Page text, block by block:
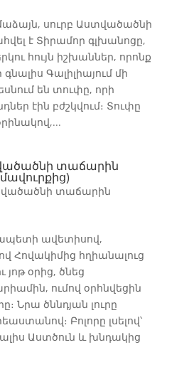
սուրբ Աստվածածնի
է Տիրամոր գլխանոցը,
հույն իշխաններ, որոնք
Գալիլիայում մի
են տուփը, որի
էին բժշկվում։ Տուփը
տաճարին
տաճարին
ավետիսով,
Հովակիմից հղիանալուց
յոթ օրից, ծնեց
ումով օրհնվեցին
Նրա ծննդյան լուրը
Բոլորը լսելով՝
Աստծուն և խնդակից